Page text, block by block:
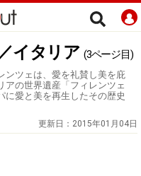
イタリア (3ページ目)
ンツェは、愛を礼賛し美を庇
アの世界遺産「フィレンツェ
に愛と美を再生したその歴史
更新日： 2015年01月04日